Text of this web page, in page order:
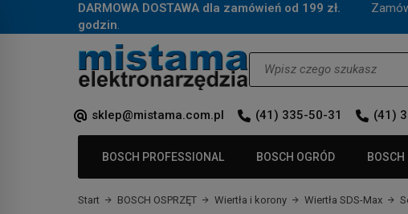
DARMOWA DOSTAWA dla zamówień od 199 zł.
godzin.
sklep@mistama.com.pl (41) 335-50-31 (41)
BOSCH PROFESSIONAL BOSCH OGRÓD BOSCH
Start BOSCH OSPRZĘT Wiertła i korony Wiertła SDS-Max